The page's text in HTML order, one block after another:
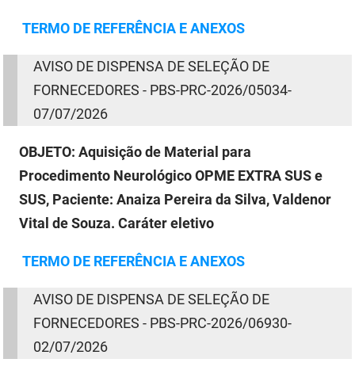
TERMO DE REFERÊNCIA E ANEXOS
AVISO DE DISPENSA DESELEÇÃO DE
FORNECEDORES - PBS-PRC-2026/05034-
07/07/2026
OBJETO: Aquisição de Material para
Procedimento Neurológico OPME EXTRA SUS e
SUS, Paciente: Anaiza Pereira da Silva, Valdenor
Vital de Souza. Caráter eletivo
TERMO DE REFERÊNCIA E ANEXOS
AVISO DE DISPENSA DESELEÇÃO DE
FORNECEDORES - PBS-PRC-2026/06930-
02/07/2026